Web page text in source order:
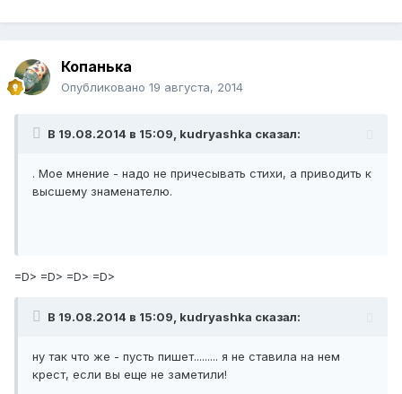
Копанька
Опубликовано 19 августа, 2014
В 19.08.2014 в 15:09, kudryashka сказал:
. Мое мнение - надо не причесывать стихи, а приводить к
высшему знаменателю.
=D> =D> =D> =D>
В 19.08.2014 в 15:09, kudryashka сказал:
ну так что же - пусть пишет......... я не ставила на нем
крест, если вы еще не заметили!